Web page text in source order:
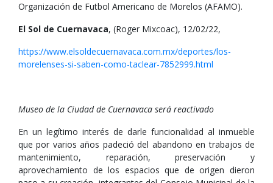
Organización de Futbol Americano de Morelos (AFAMO).
El Sol de Cuernavaca, (Roger Mixcoac), 12/02/22,
https://www.elsoldecuernavaca.com.mx/deportes/los-
morelenses-si-saben-como-taclear-7852999.html
Museo de la Ciudad de Cuernavaca será reactivado
En un legítimo interés de darle funcionalidad al inmueble
que por varios años padeció del abandono en trabajos de
mantenimiento, reparación, preservación y
aprovechamiento de los espacios que de origen dieron